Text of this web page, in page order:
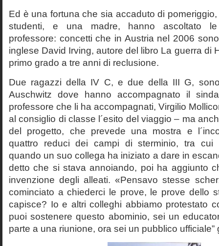
Ed è una fortuna che sia accaduto di
studenti, e una madre, hanno ascoltato le
professore: concetti che in Austria nel 2006
inglese David Irving, autore del libro La guerra di
primo grado a tre anni di reclusione.
Due ragazzi della IV C, e due della III G,
Auschwitz dove hanno accompagnato il
professore che li ha accompagnati, Virgilio
al consiglio di classe l´esito del viaggio – ma
del progetto, che prevede una mostra e
quattro reduci dei campi di sterminio, tra cui
quando un suo collega ha iniziato a dare in
detto che si stava annoiando, poi ha aggiunto
invenzione degli alleati. «Pensavo stesse
cominciato a chiederci le prove, le prove dello
capisce? Io e altri colleghi abbiamo protestato
puoi sostenere questo abominio, sei un
parte a una riunione, ora sei un pubblico ufficiale”